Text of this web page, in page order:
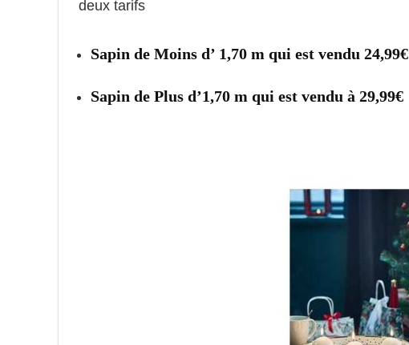
deux tarifs
Sapin de Moins d’ 1,70 m qui est vendu 24,99€
Sapin de Plus d’1,70 m qui est vendu à 29,99€